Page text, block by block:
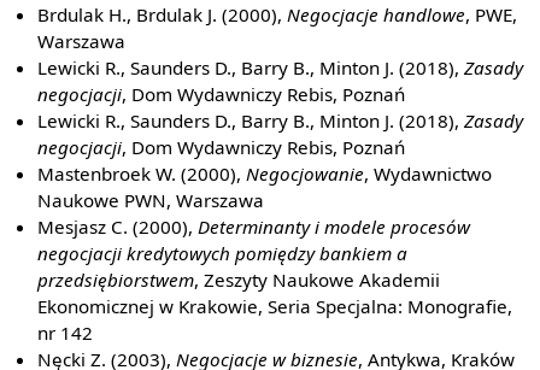
Brdulak H., Brdulak J. (2000), Negocjacje handlowe, PWE,
Warszawa
Lewicki R., Saunders D., Barry B., Minton J. (2018),Zasady
negocjacji, Dom Wydawniczy Rebis, Poznań
Lewicki R., Saunders D., Barry B., Minton J. (2018),Zasady
negocjacji, Dom Wydawniczy Rebis, Poznań
Mastenbroek W. (2000), Negocjowanie, Wydawnictwo
Naukowe PWN, Warszawa
Mesjasz C. (2000), Determinanty i modele procesów
negocjacji kredytowych pomiędzy bankiem a
przedsiębiorstwem, Zeszyty Naukowe Akademii
Ekonomicznej w Krakowie, Seria Specjalna: Monografie,
nr 142
Nęcki Z. (2003), Negocjacje w biznesie, Antykwa, Kraków